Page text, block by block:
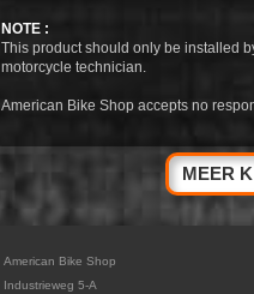
NOTE :
This product should only be installed
motorcycle technician.
American Bike Shop accepts no
MEER
American Bike Shop
Industrieweg 5-A